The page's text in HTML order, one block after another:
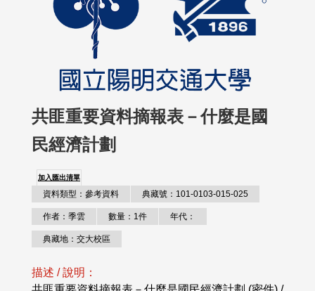
共匪重要資料摘報表－什麼是國
民經濟計劃
加入匯出清單
資料類型：參考資料 典藏號：101-0103-015-025
作者：季雲 數量：1件 年代：
典藏地：交大校區
描述 / 說明：